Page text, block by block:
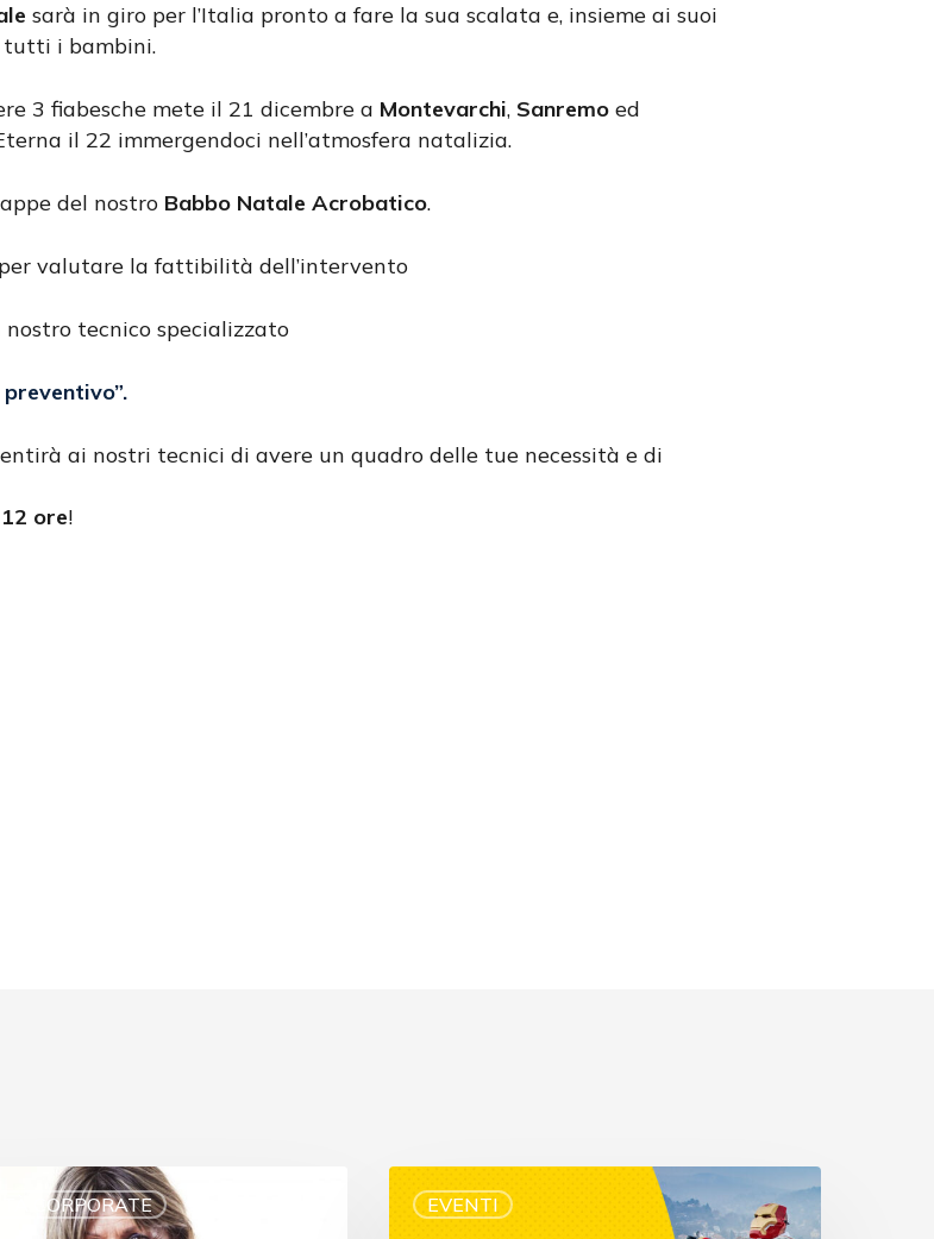
sarà in giro per l’Italia pronto a fare la sua scalata e, insieme ai suoi
tutti i bambini.
3 fiabesche mete il 21 dicembre a Montevarchi, Sanremo ed
il 22 immergendoci nell’atmosfera natalizia.
del nostro Babbo Natale Acrobatico.
per valutare la fattibilità dell’intervento
nostro tecnico specializzato
preventivo”.
ai nostri tecnici di avere un quadro delle tue necessità e di
ore!
CORPORATE EVENTI